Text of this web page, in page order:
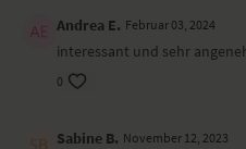
Andrea E. Februar 03, 2024
interessant und sehr
0
Sabine B. November 12, 2023